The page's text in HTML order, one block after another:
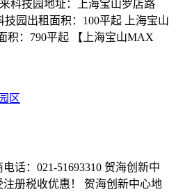
科技园地址：上海宝山罗店路
园出租面积：100平起 上海宝山
积：790平起 【上海宝山MAX
话：021-51693310 贺海创新中
册税收优惠！ 贺海创新中心地